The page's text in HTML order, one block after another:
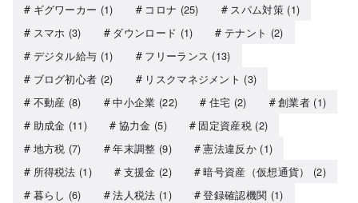
ギグワーカー (1) コロナ (25) スパム対策(1)
スマホ (3) ダウンロード (1) テナント (2)
デジタル給与 (1) フリーランス (13)
ブログ初心者 (2) リスクマネジメント (3)
不動産 (8) 中小企業 (22) 住宅 (2) 創業者 (1)
助成金 (11) 協力金 (5) 固定資産税(2)
地方税 (7) 年末調整 (9) 憲法違反か(1)
所得税法 (1) 支援金 (2) 暗号資産（仮想通貨）
(2)
暮らし (6) 法人税法 (1) 登録確認機関 (1)